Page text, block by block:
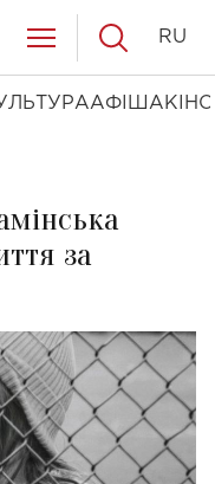
АФІША КІНО
RU
за